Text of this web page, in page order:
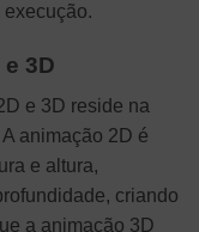
3D
e 3D reside na
animação 2D é
e altura,
criando
a animação 3D